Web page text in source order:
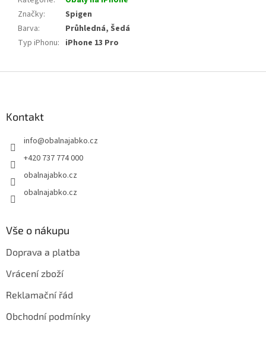
Značky:
Spigen
Barva:
Průhledná, Šedá
Typ iPhonu: iPhone 13 Pro
Kontakt
info@obalnajabko.cz
+420 737 774 000
obalnajabko.cz
obalnajabko.cz
Vše o nákupu
Doprava a platba
Vrácení zboží
Reklamační řád
Obchodní podmínky